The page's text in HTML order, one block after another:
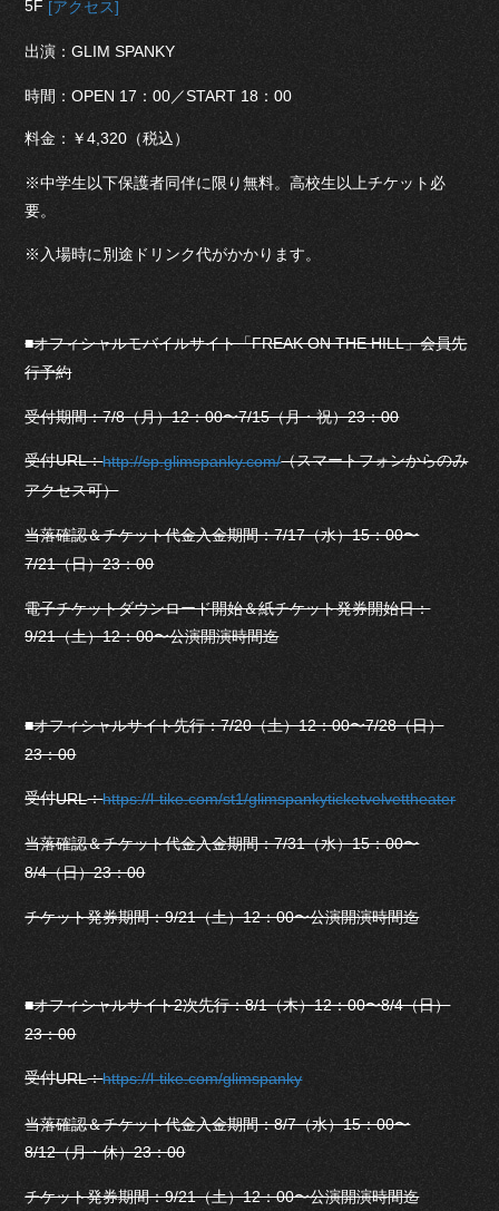
5F [アクセス]
出演：GLIM SPANKY
時間：OPEN 17：00／START 18：00
料金：￥4,320（税込）
※中学生以下保護者同伴に限り無料。高校生以上チケット必
要。
※入場時に別途ドリンク代がかかります。
■オフィシャルモバイルサイト「FREAK ON THE HILL」会員先
行予約
受付期間：7/8（月）12：00〜7/15（月・祝）23：00
受付URL：http://sp.glimspanky.com/（スマートフォンからのみ
アクセス可）
当落確認＆チケット代金入金期間：7/17（水）15：00〜
7/21（日）23：00
電子チケットダウンロード開始＆紙チケット発券開始日：
9/21（土）12：00〜公演開演時間迄
■オフィシャルサイト先行：7/20（土）12：00〜7/28（日）
23：00
受付URL：https://l-tike.com/st1/glimspankyticketvelvettheater
当落確認＆チケット代金入金期間：7/31（水）15：00〜
8/4（日）23：00
チケット発券期間：9/21（土）12：00〜公演開演時間迄
■オフィシャルサイト2次先行：8/1（木）12：00〜8/4（日）
23：00
受付URL：https://l-tike.com/glimspanky
当落確認＆チケット代金入金期間：8/7（水）15：00〜
8/12（月・休）23：00
チケット発券期間：9/21（土）12：00〜公演開演時間迄